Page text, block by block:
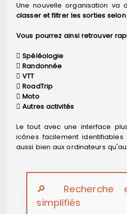
Une nouvelle organisation va
classer et filtrer les sorties
Vous pourrez ainsi retrouver
Spéléologie
Randonnée
VTT
RoadTrip
Moto
Autres activités
Le tout avec une interface
icônes facilement
aussi bien aux ordinateurs
🔎 Recherche
simplifiés